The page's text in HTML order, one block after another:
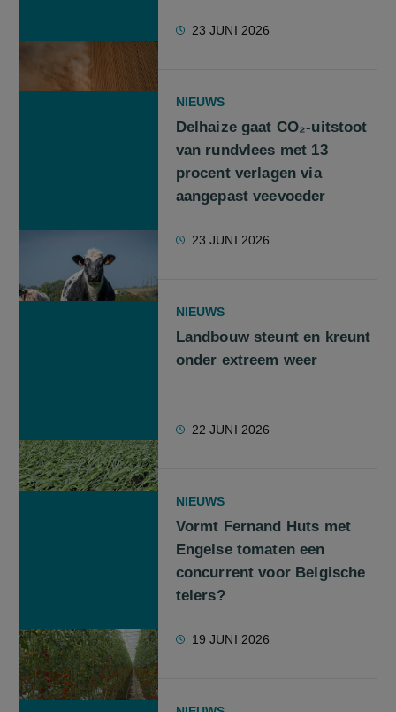
23 JUNI 2026
NIEUWS
Delhaize gaat CO₂-uitstoot
van rundvlees met 13
procent verlagen via
aangepast veevoeder
23 JUNI 2026
NIEUWS
Landbouw steunt en kreunt
onder extreem weer
22 JUNI 2026
NIEUWS
Vormt Fernand Huts met
Engelse tomaten een
concurrent voor Belgische
telers?
19 JUNI 2026